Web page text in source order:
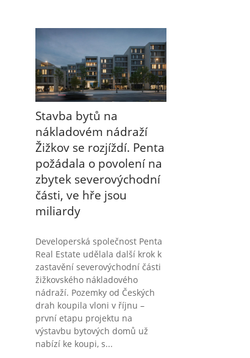
Stavba bytů na
nákladovém nádraží
Žižkov se rozjíždí. Penta
požádala o povolení na
zbytek severovýchodní
části, ve hře jsou
miliardy
Developerská společnost Penta
Real Estate udělala další krok k
zastavění severovýchodní části
žižkovského nákladového
nádraží. Pozemky od Českých
drah koupila vloni v říjnu –
první etapu projektu na
výstavbu bytových domů už
nabízí ke koupi, s...